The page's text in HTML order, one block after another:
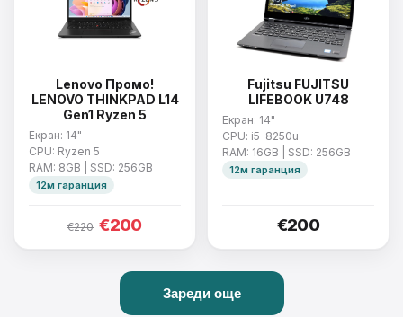
Lenovo Промо!
LENOVO THINKPAD L14
Gen1 Ryzen 5
Екран: 14"
CPU: Ryzen 5
RAM: 8GB | SSD: 256GB
12м гаранция
€220 €200
Fujitsu FUJITSU
LIFEBOOK U748
Екран: 14"
CPU: i5-8250u
RAM: 16GB | SSD: 256GB
12м гаранция
€200
Зареди още